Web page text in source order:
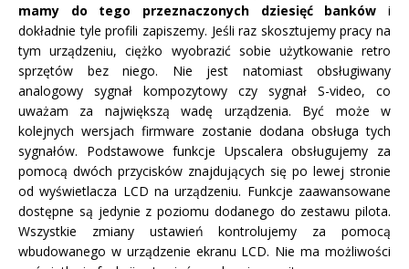
mamy do tego przeznaczonych dziesięć banków i
dokładnie tyle profili zapiszemy. Jeśli raz skosztujemy pracy na
tym urządzeniu, ciężko wyobrazić sobie użytkowanie retro
sprzętów bez niego. Nie jest natomiast obsługiwany
analogowy sygnał kompozytowy czy sygnał S-video, co
uważam za największą wadę urządzenia. Być może w
kolejnych wersjach firmware zostanie dodana obsługa tych
sygnałów. Podstawowe funkcje Upscalera obsługujemy za
pomocą dwóch przycisków znajdujących się po lewej stronie
od wyświetlacza LCD na urządzeniu. Funkcje zaawansowane
dostępne są jedynie z poziomu dodanego do zestawu pilota.
Wszystkie zmiany ustawień kontrolujemy za pomocą
wbudowanego w urządzenie ekranu LCD. Nie ma możliwości